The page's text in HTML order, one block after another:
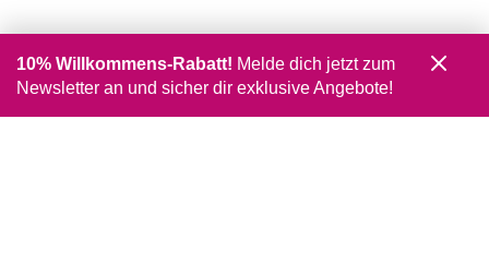
10% Willkommens-Rabatt! Melde dich jetzt zum
Newsletter an und sicher dir exklusive Angebote!